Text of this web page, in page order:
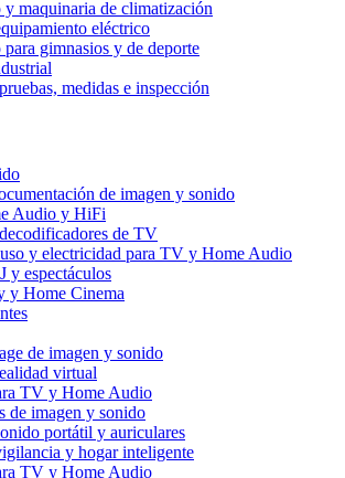
maquinaria de climatización
eléctrico
gimnasios y de deporte
medidas e inspección
de imagen y sonido
Audio y HiFi
de TV
y electricidad para TV y Home Audio
y espectáculos
Home Cinema
de imagen y sonido
virtual
TV y Home Audio
de imagen y sonido
portátil y auriculares
y hogar inteligente
TV y Home Audio